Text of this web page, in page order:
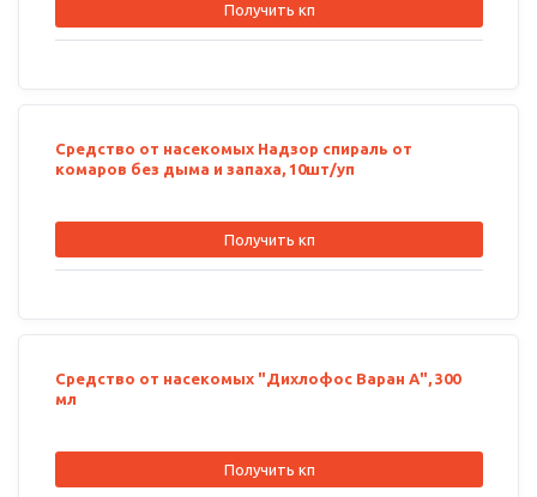
Получить кп
Средство от насекомых Надзор спираль от
комаров без дыма и запаха, 10шт/уп
Получить кп
Средство от насекомых "Дихлофос Варан А", 300
мл
Получить кп